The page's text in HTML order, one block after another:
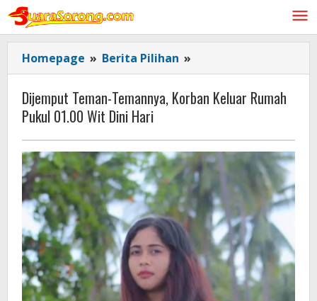
Lewati
konten
Homepage » Berita Pilihan »
Teman-
Temannya,
Korban
Rumah
Pukul
01.00
Wit
Dini
Hari
Dijemput Teman-Temannya, Korban Keluar Rumah
Pukul 01.00 Wit Dini Hari